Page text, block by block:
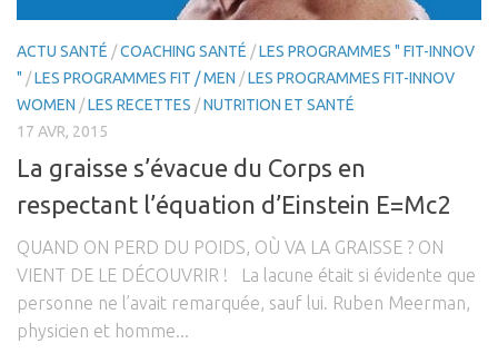
ACTU SANTÉ /COACHING SANTÉ /LES PROGRAMMES " FIT-INNOV
" /LES PROGRAMMES FIT / MEN /LES PROGRAMMES FIT-INNOV
WOMEN /LES RECETTES /NUTRITION ET SANTÉ
17 AVR, 2015
La graisse s’évacue du Corps en
respectant l’équation d’Einstein E=Mc2
QUAND ON PERD DU POIDS, OÙ VA LA GRAISSE ? ON
VIENT DE LE DÉCOUVRIR ! La lacune était si évidente que
personne ne l’avait remarquée, sauf lui. Ruben Meerman,
physicien et homme...